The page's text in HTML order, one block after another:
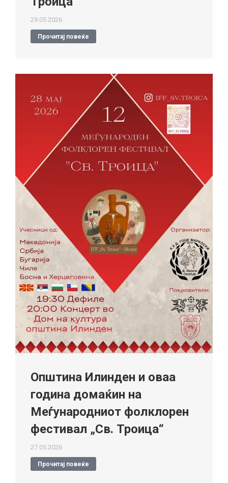
29.05.2026
Прочитај повеќе
Општина Илинден и оваа
година домаќин на
Меѓународниот фолклорен
фестивал „Св. Троица“
27.05.2026
Прочитај повеќе